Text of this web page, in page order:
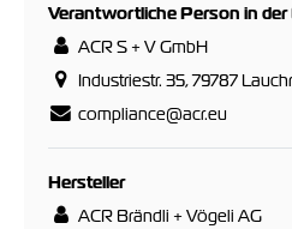
Verantwortliche Person in der
ACR S + V GmbH
Industriestr. 35, 79787
compliance@acr.eu
Hersteller
ACR Brändli + Vögeli AG